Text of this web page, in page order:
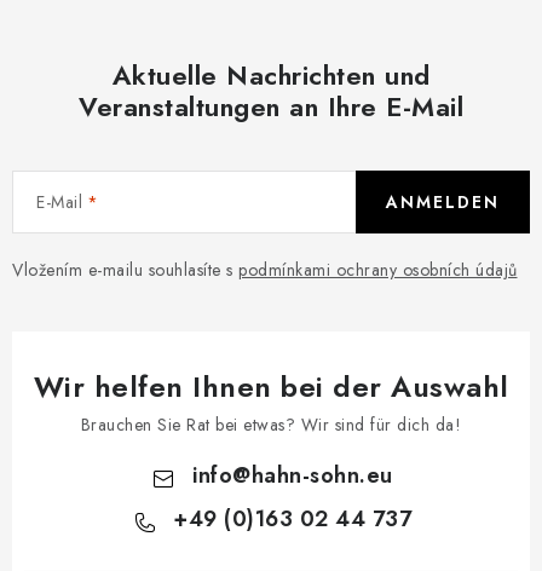
m
n
t
e
Aktuelle Nachrichten und
Veranstaltungen an Ihre E-Mail
E-Mail
Vložením e-mailu souhlasíte s podmínkami ochrany osobních údajů
ANMELDEN
Wir helfen Ihnen bei der Auswahl
Brauchen Sie Rat bei etwas? Wir sind für dich da!
info@hahn-sohn.eu
+49 (0)163 02 44 737